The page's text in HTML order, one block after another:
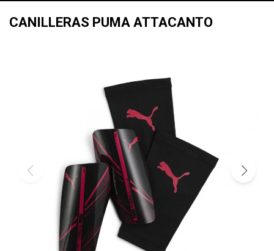
CANILLERAS PUMA ATTACANTO